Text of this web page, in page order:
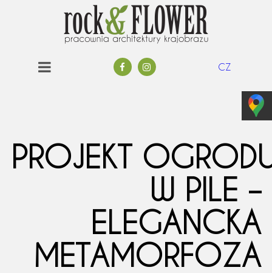
CZ
PROJEKT
W PILE –
ELEGANCKA
METAMORFOZA